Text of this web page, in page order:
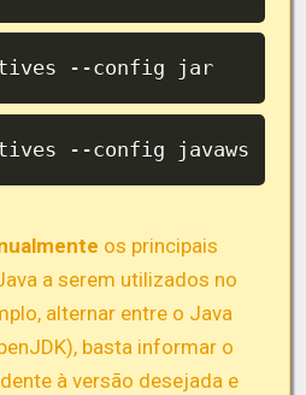
--config jar
--config javaws
os principais
a serem utilizados no
alternar entre o Java
basta informar o
à versão desejada e